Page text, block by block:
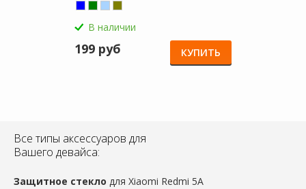
В наличии
199 руб КУПИТЬ
Все типы аксессуаров для
Вашего девайса:
Защитное стекло для Xiaomi Redmi 5A